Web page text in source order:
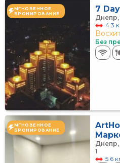
МГНОВЕННОЕ
БРОНИРОВАНИЕ
7
4.3
Без
МГНОВЕННОЕ
БРОНИРОВАНИЕ
Днепр,
1
5.6